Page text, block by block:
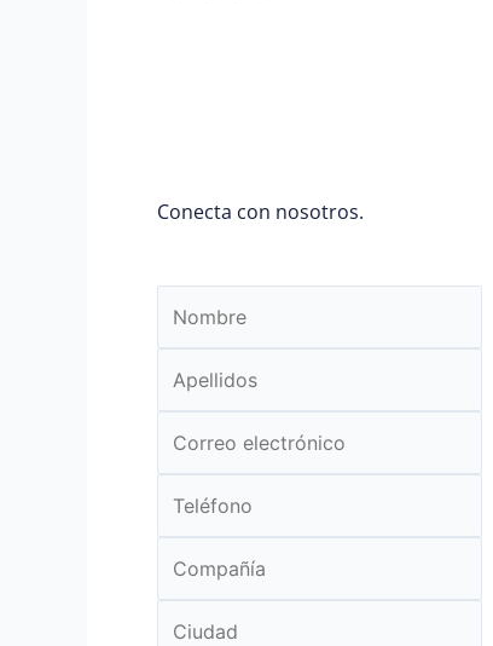
Conecta con nosotros.